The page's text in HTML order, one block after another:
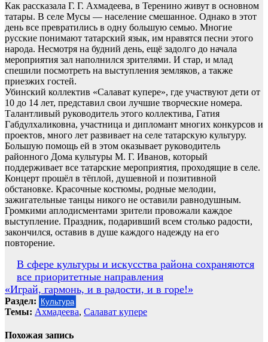
Как рассказала Г. Г. Ахмадеева, в Теренино живут в основном
татары. В селе Мусы — население смешанное. Однако в этот
день все превратились в одну большую семью. Многие
русские понимают татарский язык, им нравятся песни этого
народа. Несмотря на будний день, ещё задолго до начала
мероприятия зал наполнился зрителями. И стар, и млад
спешили посмотреть на выступления земляков, а также
приезжих гостей.
Убинский коллектив «Салават купере», где участвуют дети от
10 до 14 лет, представил свои лучшие творческие номера.
Талантливый руководитель этого коллектива, Гатия
Габдулхаликовна, участница и дипломант многих конкурсов и
проектов, много лет развивает на селе татарскую культуру.
Большую помощь ей в этом оказывает руководитель
районного Дома культуры М. Г. Иванов, который
поддерживает все татарские мероприятия, проходящие в селе.
Концерт прошёл в тёплой, душевной и позитивной
обстановке. Красочные костюмы, родные мелодии,
зажигательные танцы никого не оставили равнодушным.
Громкими аплодисментами зрители провожали каждое
выступление. Праздник, подаривший всем столько радости,
закончился, оставив в душе каждого надежду на его
повторение.
Навигация
по
записям
В сфере культуры и искусства района сохраняются
все приоритетные направления
«Играй, гармонь, и в радости, и в горе!»
Раздел: Культура
Темы: Ахмадеева, Салават купере
Похожая запись